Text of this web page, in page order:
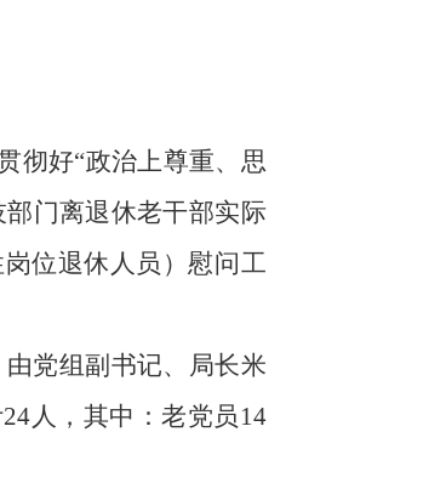
彻好“政治上尊重、思
门离退休老干部实际
位退休人员）慰问工
由党组副书记、局长米
人，其中：老党员14